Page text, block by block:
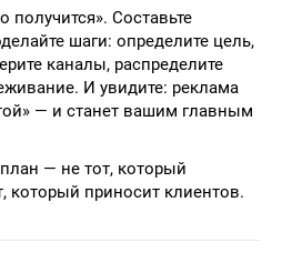
получится». Составьте
шаги: определите цель,
каналы, распределите
И увидите: реклама
— и станет вашим главным
— не тот, который
который приносит клиентов.